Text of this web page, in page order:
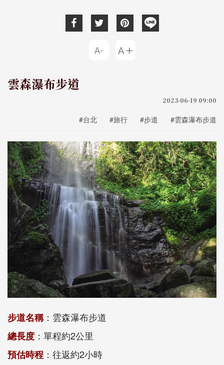
雲森瀑布步道
2023-06-19 09:00
#台北 #旅行 #步道 #雲森瀑布步道
步道名稱：雲森瀑布步道
總長度 ：單程約2公里
預估時程 ：往返約2小時